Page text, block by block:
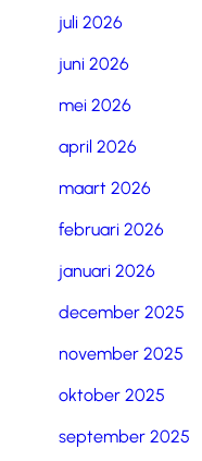
juli 2026
juni 2026
mei 2026
april 2026
maart 2026
februari 2026
januari 2026
december 2025
november 2025
oktober 2025
september 2025